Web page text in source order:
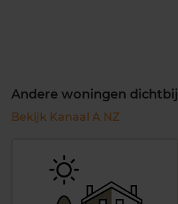
Andere woningen dichtbij
Bekijk Kanaal A NZ